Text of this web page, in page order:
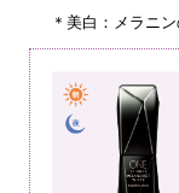
＊美白：メラニ